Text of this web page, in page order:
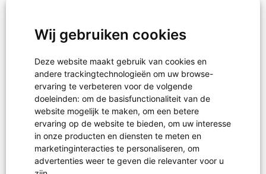
Wij gebruiken cookies
Deze website maakt gebruik van cookies en
andere trackingtechnologieën om uw browse-
ervaring te verbeteren voor de volgende
doeleinden: om de basisfunctionaliteit van de
website mogelijk te maken, om een betere
ervaring op de website te bieden, om uw interesse
in onze producten en diensten te meten en
marketinginteracties te personaliseren, om
advertenties weer te geven die relevanter voor u
Hulpgoederen
Projecten
Noodhulp
Projectreizen
Waterprojecten